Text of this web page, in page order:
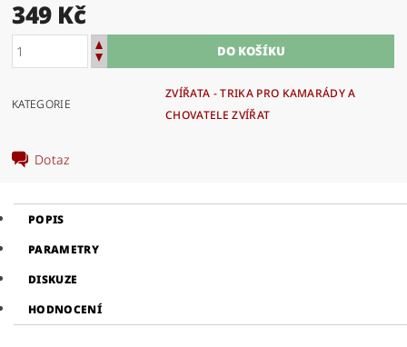
349 Kč
KATEGORIE
ZVÍŘATA - TRIKA PRO KAMARÁDY A
CHOVATELE ZVÍŘAT
Dotaz
POPIS
PARAMETRY
DISKUZE
HODNOCENÍ